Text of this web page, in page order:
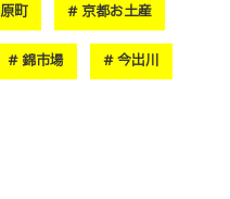
町 京都お土産
錦市場 今出川